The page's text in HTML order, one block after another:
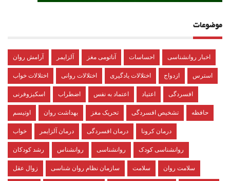
موضوعات
آرامش روان آلزایمر آناتومی مغز احساسات اخبار روانشناسی
اختلالات خواب اختلالات روانی اختلالات یادگیری ازدواج استرس
اسکیزوفرنی اضطراب اعتماد به نفس اعتیاد افسردگی
اوتیسم بهداشت روان تحریک مغز تشخیص افسردگی حافظه
خواب درمان آلزایمر درمان افسردگی درمان کرونا
رشد کودکان روانشناس روانشناسی روانشناسی کودک
زوال عقل سازمان نظام روان شناسی سلامت سلامت روان